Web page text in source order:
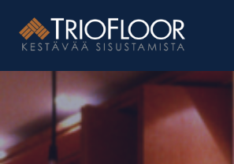
sisältöön